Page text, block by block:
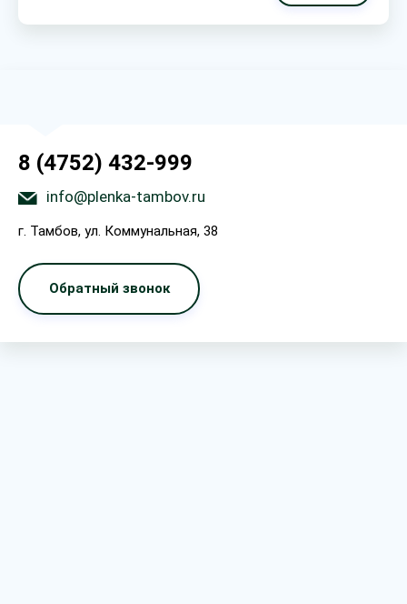
8 (4752) 432-999
info@plenka-tambov.ru
г. Тамбов, ул. Коммунальная, 38
Обратный звонок